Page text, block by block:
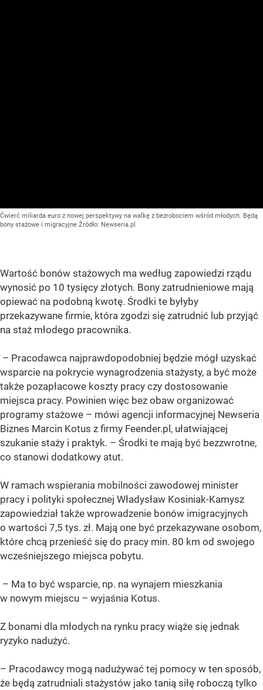
Ćwierć miliarda euro z nowej perspektywy na walkę z bezrobociem wśród młodych. Będą
bony stażowe i migracyjne Źródło: Newseria.pl
Wartość bonów stażowych ma według zapowiedzi rządu
wynosić po 10 tysięcy złotych. Bony zatrudnieniowe mają
opiewać na podobną kwotę. Środki te byłyby
przekazywane firmie, która zgodzi się zatrudnić lub przyjąć
na staż młodego pracownika.
– Pracodawca najprawdopodobniej będzie mógł uzyskać
wsparcie na pokrycie wynagrodzenia stażysty, a być może
także pozapłacowe koszty pracy czy dostosowanie
miejsca pracy. Powinien więc bez obaw organizować
programy stażowe – mówi agencji informacyjnej Newseria
Biznes Marcin Kotus z firmy Feender.pl, ułatwiającej
szukanie staży i praktyk. – Środki te mają być bezzwrotne,
co stanowi dodatkowy atut.
W ramach wspierania mobilności zawodowej minister
pracy i polityki społecznej Władysław Kosiniak-Kamysz
zapowiedział także wprowadzenie bonów imigracyjnych
o wartości 7,5 tys. zł. Mają one być przekazywane osobom,
które chcą przenieść się do pracy min. 80 km od swojego
wcześniejszego miejsca pobytu.
– Ma to być wsparcie, np. na wynajem mieszkania
w nowym miejscu – wyjaśnia Kotus.
Z bonami dla młodych na rynku pracy wiąże się jednak
ryzyko nadużyć.
– Pracodawcy mogą nadużywać tej pomocy w ten sposób,
że będą zatrudniali stażystów jako tanią siłę roboczą tylko